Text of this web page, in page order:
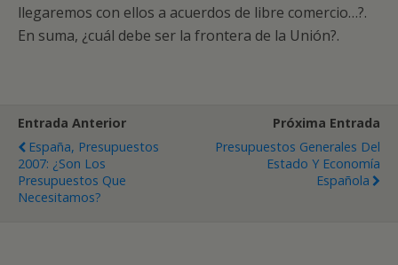
llegaremos con ellos a acuerdos de libre comercio…?.
En suma, ¿cuál debe ser la frontera de la Unión?.
Entrada Anterior
España, Presupuestos
2007: ¿Son Los
Presupuestos Que
Necesitamos?
Próxima Entrada
Presupuestos Generales Del
Estado Y Economía
Española